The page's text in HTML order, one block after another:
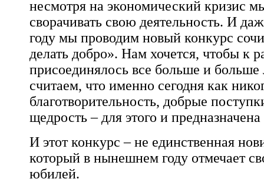
несмотря на экономический кризис
сворачивать свою деятельность. И
году мы проводим новый конкурс
делать добро». Нам хочется, чтобы к
присоединялось все больше и
считаем, что именно сегодня как
благотворительность, добрые
щедрость – для этого и
И этот конкурс – не единственная
который в нынешнем году отмечает
юбилей.